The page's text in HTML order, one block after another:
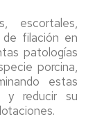
escortales,
de filación en
patologías
porcina,
estas
y reducir su